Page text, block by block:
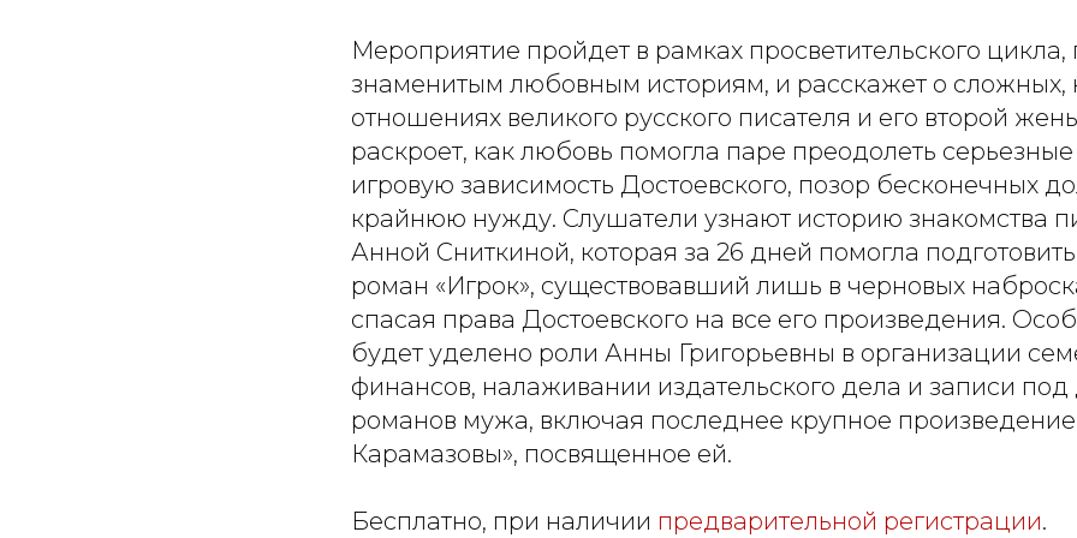
Мероприятие пройдет в рамках просветительского
знаменитым любовным историям, и расскажет о сложных,
отношениях великого русского писателя и его второй
раскроет, как любовь помогла паре преодолеть
игровую зависимость Достоевского, позор бесконечных
крайнюю нужду. Слушатели узнают историю знакомства
Анной Сниткиной, которая за 26 дней помогла
роман «Игрок», существовавший лишь в черновых
спасая права Достоевского на все его произведения.
будет уделено роли Анны Григорьевны в организации
финансов, налаживании издательского дела и записи под
романов мужа, включая последнее крупное произведение
Карамазовы», посвященное ей.
Бесплатно, при наличии предварительной регистрации.